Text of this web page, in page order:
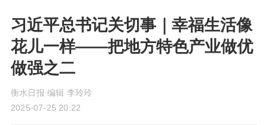
习近平总书记关切事｜幸福生活像
花儿一样——把地方特色产业做优
做强之二
衡水日报 编辑 李玲玲
2025-07-25 20:22